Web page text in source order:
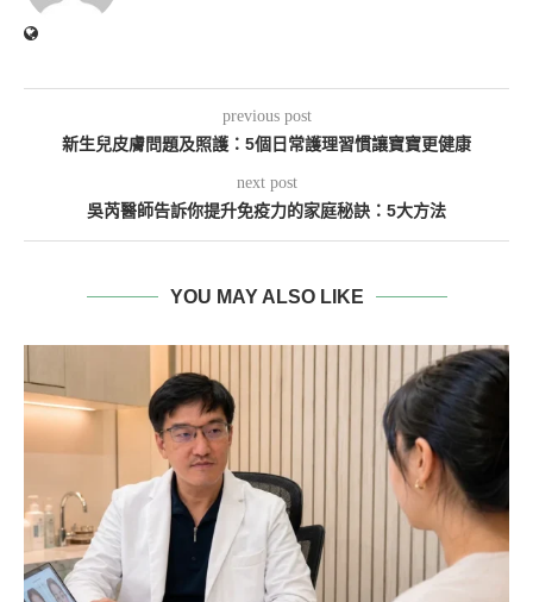
previous post
新生兒皮膚問題及照護：5個日常護理習慣讓寶寶更健康
next post
吳芮醫師告訴你提升免疫力的家庭秘訣：5大方法
YOU MAY ALSO LIKE